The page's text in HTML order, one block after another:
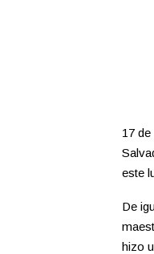
17
este
De
hizo